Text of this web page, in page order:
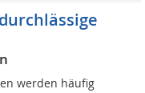
werden häufig